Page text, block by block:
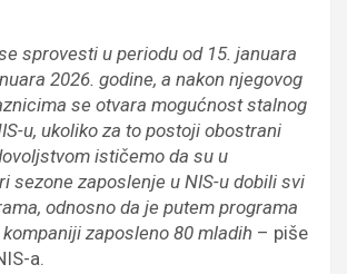
sprovesti u periodu od 15. januara
2026. godine, a nakon njegovog
se otvara mogućnost stalnog
u, ukoliko za to postoji obostrani
ističemo da su u
sezone zaposlenje u NIS-u dobili svi
odnosno da je putem programa
kompaniji zaposleno 80 mladih – piše
a.